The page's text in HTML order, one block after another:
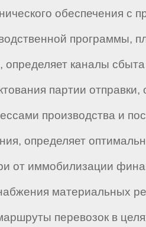
обеспечения с
программы,
определяет каналы
партии отправки,
производства и
определяет
от иммобилизации
материальных
перевозок в